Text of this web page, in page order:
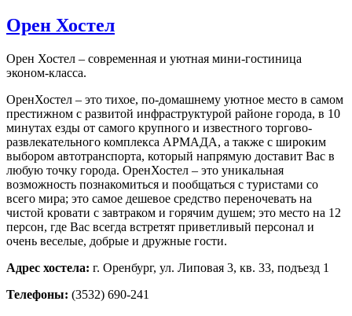
Орен Хостел
Орен Хостел – современная и уютная мини-гостиница
эконом-класса.
ОренХостел – это тихое, по-домашнему уютное место в самом
престижном с развитой инфраструктурой районе города, в 10
минутах езды от самого крупного и известного торгово-
развлекательного комплекса АРМАДА, а также с широким
выбором автотранспорта, который напрямую доставит Вас в
любую точку города. ОренХостел – это уникальная
возможность познакомиться и пообщаться с туристами со
всего мира; это самое дешевое средство переночевать на
чистой кровати с завтраком и горячим душем; это место на 12
персон, где Вас всегда встретят приветливый персонал и
очень веселые, добрые и дружные гости.
Адрес хостела: г. Оренбург, ул. Липовая 3, кв. 33, подъезд 1
Телефоны: (3532) 690-241